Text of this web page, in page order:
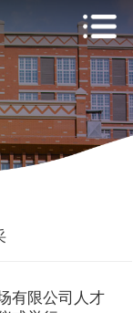
有限公司人才